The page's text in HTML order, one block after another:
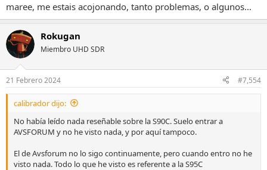
maree, me estais acojonando, tanto problemas, o algunos...
Rokugan
Miembro UHD SDR
21 Febrero 2024 #7,554
calibrador dijo:
No había leído nada reseñable sobre la S90C. Suelo entrar a
AVSFORUM y no he visto nada, y por aquí tampoco.
El de Avsforum no lo sigo continuamente, pero cuando entro no he
visto nada. Todo lo que he visto es referente a la S95C